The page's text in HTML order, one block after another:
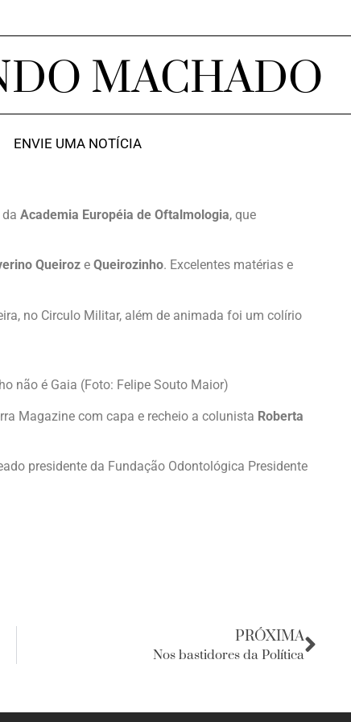
MACHADO
ENVIE UMA NOTÍCIA
Academia Européia de Oftalmologia, que
Queiroz e Queirozinho. Excelentes matérias e
no Circulo Militar, além de animada foi um colírio
não é Gaia (Foto: Felipe Souto Maior)
Magazine com capa e recheio a colunista Roberta
presidente da Fundação Odontológica Presidente
PRÓXIMA
Nos bastidores da Política